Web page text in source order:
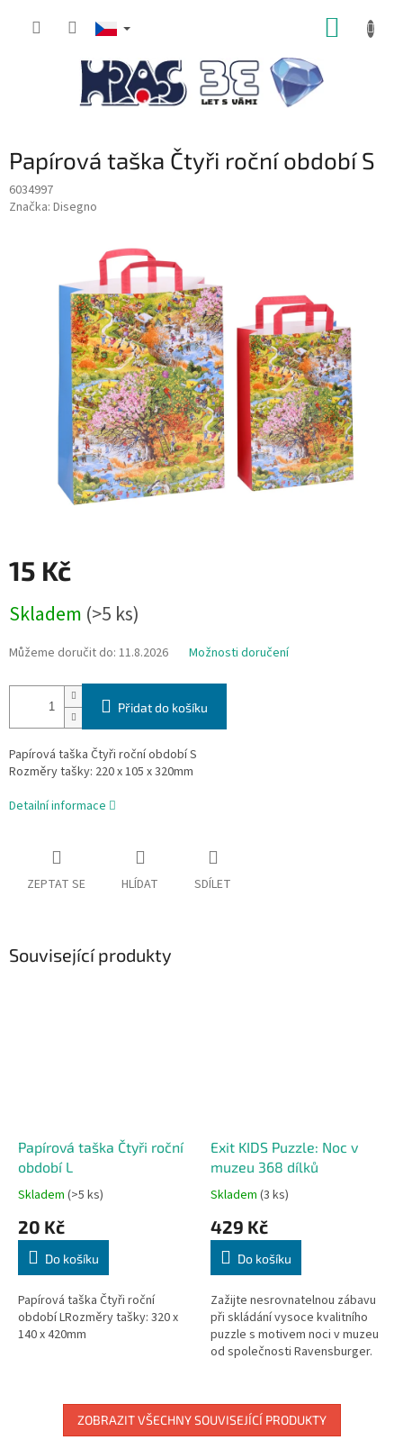
Papírová taška Čtyři roční období S
6034997
Značka: Disegno
15 Kč
cena:
Skladem (>5 ks)
Můžeme doručit do: 11.8.2026 Možnosti doručení
Přidat do košíku
Papírová taška Čtyři roční období S
Rozměry tašky: 220 x 105 x 320mm
Detailní informace
ZEPTAT SE HLÍDAT SDÍLET
Související produkty
Papírová taška Čtyři roční
období L
Skladem (>5 ks)
20 Kč
Do košíku
Papírová taška Čtyři roční
období LRozměry tašky: 320 x
140 x 420mm
Exit KIDS Puzzle: Noc v
muzeu 368 dílků
Skladem (3 ks)
429 Kč
Do košíku
Zažijte nesrovnatelnou zábavu
při skládání vysoce kvalitního
puzzle s motivem noci v muzeu
od společnosti Ravensburger.
ZOBRAZIT VŠECHNY SOUVISEJÍCÍ PRODUKTY